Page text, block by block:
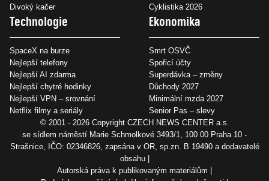
Divoký kačer
Cyklistika 2026
Technologie
SpaceX na burze
Nejlepší telefony
Nejlepší AI zdarma
Nejlepší chytré hodinky
Nejlepší VPN – srovnání
Netflix filmy a seriály
Ekonomika
Smrt OSVČ
Spořicí účty
Superdávka – změny
Důchody 2027
Minimální mzda 2027
Senior Pas – slevy
© 2001 - 2026 Copyright CZECH NEWS CENTER a.s.
se sídlem náměstí Marie Schmolkové 3493/1, 100 00 Praha 10 -
Strašnice, IČO: 02346826, zapsána v OR, sp.zn. B 19490 a dodavatelé
obsahu
Autorská práva k publikovaným materiálům